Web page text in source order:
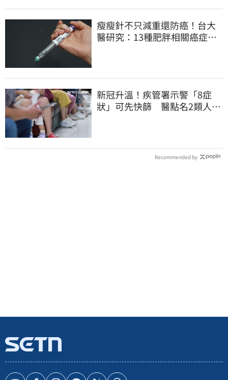
瘦瘦針不只減重還防癌！台大
醫研究：13種肥胖相關癌症風
新冠升溫！疾管署示警「8症
狀」可先快篩 醫點名2類人重
Recommended by